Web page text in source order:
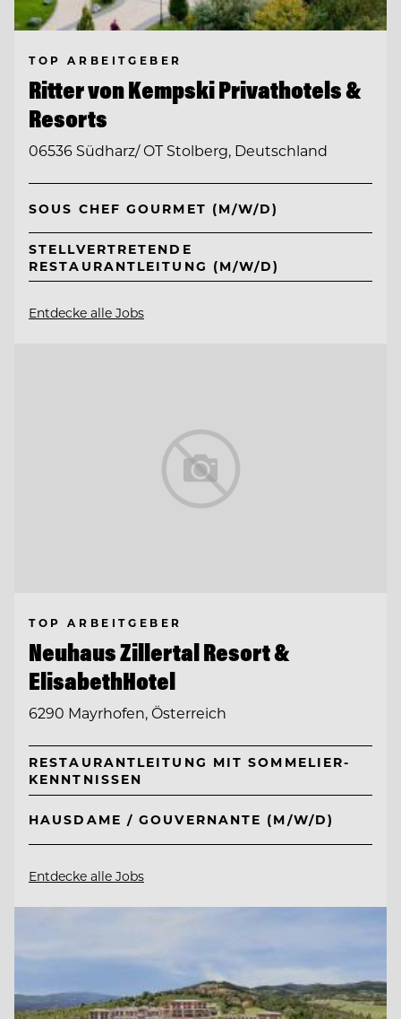
TOP ARBEITGEBER
Ritter von Kempski Privathotels &
Resorts
06536 Südharz/ OT Stolberg, Deutschland
SOUS CHEF GOURMET (M/W/D)
STELLVERTRETENDE
RESTAURANTLEITUNG (M/W/D)
Entdecke alle Jobs
TOP ARBEITGEBER
Neuhaus Zillertal Resort &
ElisabethHotel
6290 Mayrhofen, Österreich
RESTAURANTLEITUNG MIT SOMMELIER-
KENNTNISSEN
HAUSDAME / GOUVERNANTE (M/W/D)
Entdecke alle Jobs